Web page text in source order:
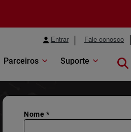
Entrar Fale conosco
Parceiros Suporte
Nome *